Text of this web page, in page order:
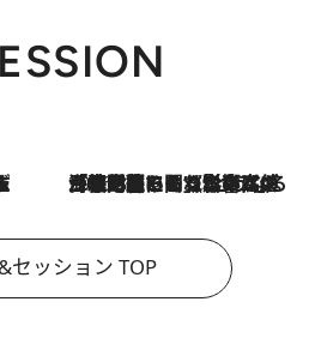
2026.8.3
「住宅建てられない…」「サーチャージ料の高値が続いている」ホルムズ海峡封鎖による影響はいつまで続く？《エネルギー専門家に聞く“どうなる日本の暮らし”》
セッション TOP